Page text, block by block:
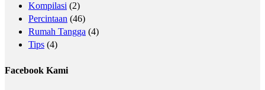
Kompilasi (2)
Percintaan (46)
Rumah Tangga (4)
Tips (4)
Facebook Kami